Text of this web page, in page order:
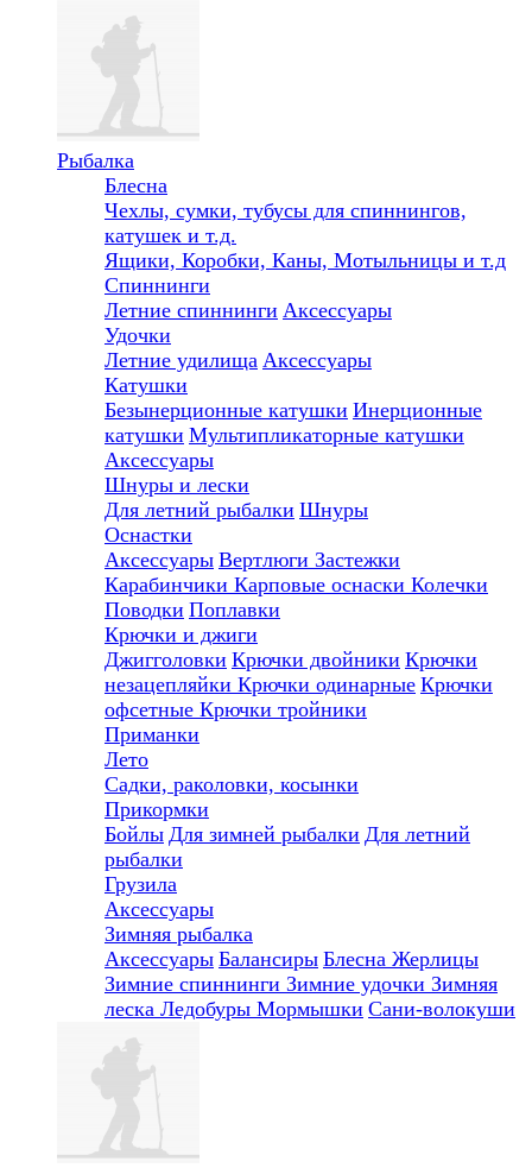
Рыбалка
Блесна
Чехлы, сумки, тубусы для спиннингов,
катушек и т.д.
Ящики, Коробки, Каны, Мотыльницы и т.д
Спиннинги
Летние спиннинги Аксессуары
Удочки
Летние удилища Аксессуары
Катушки
Безынерционные катушки Инерционные
катушки Мультипликаторные катушки
Аксессуары
Шнуры и лески
Для летний рыбалки Шнуры
Оснастки
Аксессуары Вертлюги Застежки
Карабинчики Карповые оснаски Колечки
Поводки Поплавки
Крючки и джиги
Джигголовки Крючки двойники Крючки
незацепляйки Крючки одинарные Крючки
офсетные Крючки тройники
Приманки
Лето
Садки, раколовки, косынки
Прикормки
Бойлы Для зимней рыбалки Для летний
рыбалки
Грузила
Аксессуары
Зимняя рыбалка
Аксессуары Балансиры Блесна Жерлицы
Зимние спиннинги Зимние удочки Зимняя
леска Ледобуры Мормышки Сани-волокуши